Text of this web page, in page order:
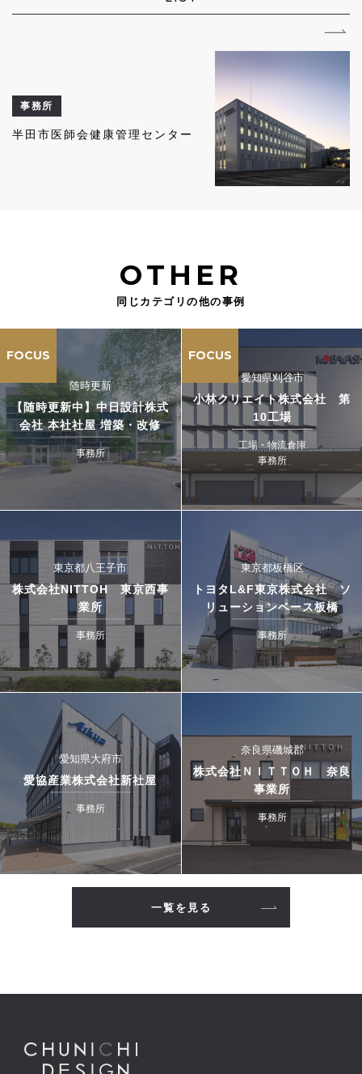
事務所
半田市医師会健康管理センター
OTHER
同じカテゴリの他の事例
FOCUS
随時更新
【随時更新中】中日設計株式
会社 本社社屋 増築・改修
事務所
FOCUS
愛知県刈谷市
小林クリエイト株式会社 第
10工場
工場・物流倉庫
事務所
東京都八王子市
株式会社NITTOH 東京西事
業所
事務所
東京都板橋区
トヨタL&F東京株式会社 ソ
リューションベース板橋
事務所
愛知県大府市
愛協産業株式会社新社屋
事務所
奈良県磯城郡
株式会社ＮＩＴＴＯＨ 奈良
事業所
事務所
一覧を見る